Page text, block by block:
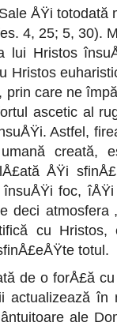
ÅŸi totodată
4, 25; 5, 30).
lui Hristos
Hristos
prin care ne
ascetic al
Astfel,
creată,
ÅŸi
foc,
deci atmosfera
cu Hristos,
totul.
de o forÅ£ă
actualizează
ale